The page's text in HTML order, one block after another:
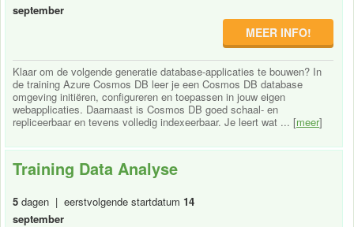
september
MEER INFO!
Klaar om de volgende generatie database-applicaties te bouwen? In
de training Azure Cosmos DB leer je een Cosmos DB database
omgeving initiëren, configureren en toepassen in jouw eigen
webapplicaties. Daarnaast is Cosmos DB goed schaal- en
repliceerbaar en tevens volledig indexeerbaar. Je leert wat ... [meer]
Training Data Analyse
5 dagen | eerstvolgende startdatum 14
september